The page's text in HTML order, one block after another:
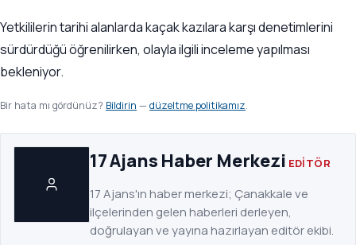
Yetkililerin tarihi alanlarda kaçak kazılara karşı denetimlerini
sürdürdüğü öğrenilirken, olayla ilgili inceleme yapılması
bekleniyor.
Bir hata mı gördünüz? Bildirin — düzeltme politikamız.
17 Ajans Haber Merkezi EDITÖR
17 Ajans'ın haber merkezi; Çanakkale ve
ilçelerinden gelen haberleri derleyen,
doğrulayan ve yayına hazırlayan editör ekibi.